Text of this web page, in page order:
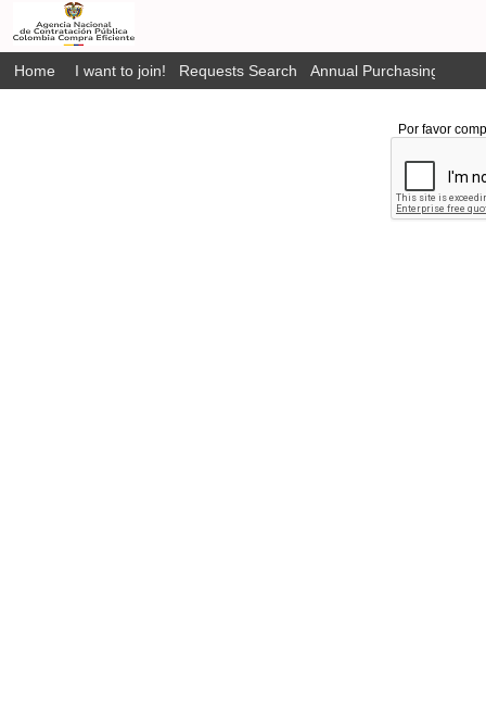
Home I want to join! Requests Search Annual Purchasing Plan
Por favor